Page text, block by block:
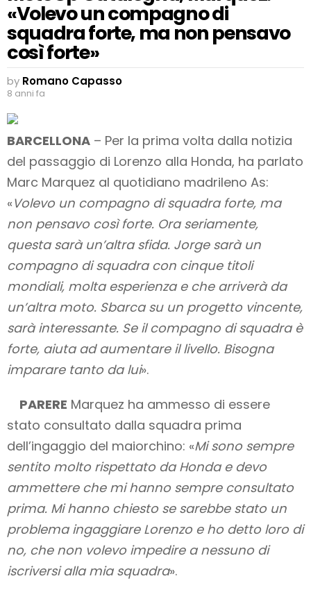
«Volevo un compagno di
squadra forte, ma non pensavo
così forte»
by Romano Capasso
8 anni fa
BARCELLONA – Per la prima volta dalla notizia
del passaggio di Lorenzo alla Honda, ha parlato
Marc Marquez al quotidiano madrileno As:
«Volevo un compagno di squadra forte, ma
non pensavo così forte. Ora seriamente,
questa sarà un’altra sfida. Jorge sarà un
compagno di squadra con cinque titoli
mondiali, molta esperienza e che arriverà da
un’altra moto. Sbarca su un progetto vincente,
sarà interessante. Se il compagno di squadra è
forte, aiuta ad aumentare il livello. Bisogna
imparare tanto da lui».
PARERE Marquez ha ammesso di essere
stato consultato dalla squadra prima
dell’ingaggio del maiorchino: «Mi sono sempre
sentito molto rispettato da Honda e devo
ammettere che mi hanno sempre consultato
prima. Mi hanno chiesto se sarebbe stato un
problema ingaggiare Lorenzo e ho detto loro di
no, che non volevo impedire a nessuno di
iscriversi alla mia squadra».